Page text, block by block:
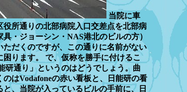
当院に車
役所通りの北部病院入口交差点を北部病
・ジョーシン・NAS港北のビルの方）
ただくのですが、この通りに名前がない
ります。 で、仮称を勝手に付けるこ
研通り」というのはどうでしょう。曲
はVodafoneの赤い看板と、日能研の看
、当院が入っているビルの手前に、日